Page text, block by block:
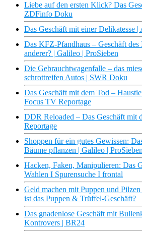
Liebe auf den ersten Klick? Das
ZDFinfo Doku
Das Geschäft mit einer Delikatesse |
Das KFZ-Pfandhaus – Geschäft
anderer? | Galileo | ProSieben
Die Gebrauchtwagenfalle – das
schrottreifen Autos | SWR Doku
Das Geschäft mit dem Tod –
Focus TV Reportage
DDR Reloaded – Das Geschäft mit
Reportage
Shoppen für ein gutes Gewissen:
Bäume pflanzen | Galileo | ProSieben
Hacken, Faken, Manipulieren: Das
Wahlen I Spurensuche I frontal
Geld machen mit Puppen und
ist das Puppen & Trüffel-Geschäft?
Das gnadenlose Geschäft mit
Kontrovers | BR24